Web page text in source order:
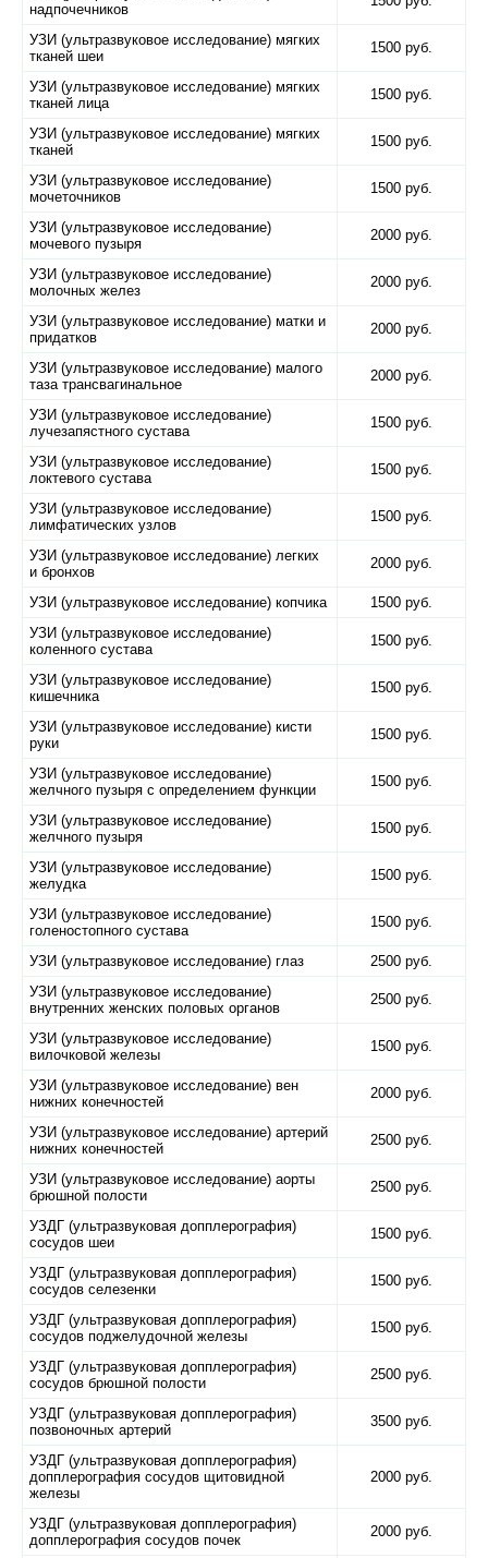
надпочечников
УЗИ (ультразвуковое исследование) мягких
тканей шеи
1500 руб.
УЗИ (ультразвуковое исследование) мягких
тканей лица
1500 руб.
УЗИ (ультразвуковое исследование) мягких
тканей
1500 руб.
УЗИ (ультразвуковое исследование)
мочеточников
1500 руб.
УЗИ (ультразвуковое исследование)
мочевого пузыря
2000 руб.
УЗИ (ультразвуковое исследование)
молочных желез
2000 руб.
УЗИ (ультразвуковое исследование) матки и
придатков
2000 руб.
УЗИ (ультразвуковое исследование) малого
таза трансвагинальное
2000 руб.
УЗИ (ультразвуковое исследование)
лучезапястного сустава
1500 руб.
УЗИ (ультразвуковое исследование)
локтевого сустава
1500 руб.
УЗИ (ультразвуковое исследование)
лимфатических узлов
1500 руб.
УЗИ (ультразвуковое исследование) легких
и бронхов
2000 руб.
УЗИ (ультразвуковое исследование) копчика
1500 руб.
УЗИ (ультразвуковое исследование)
коленного сустава
1500 руб.
УЗИ (ультразвуковое исследование)
кишечника
1500 руб.
УЗИ (ультразвуковое исследование) кисти
руки
1500 руб.
УЗИ (ультразвуковое исследование)
желчного пузыря с определением функции
1500 руб.
УЗИ (ультразвуковое исследование)
желчного пузыря
1500 руб.
УЗИ (ультразвуковое исследование)
желудка
1500 руб.
УЗИ (ультразвуковое исследование)
голеностопного сустава
1500 руб.
УЗИ (ультразвуковое исследование) глаз
2500 руб.
УЗИ (ультразвуковое исследование)
внутренних женских половых органов
2500 руб.
УЗИ (ультразвуковое исследование)
вилочковой железы
1500 руб.
УЗИ (ультразвуковое исследование) вен
нижних конечностей
2000 руб.
УЗИ (ультразвуковое исследование) артерий
нижних конечностей
2500 руб.
УЗИ (ультразвуковое исследование) аорты
брюшной полости
2500 руб.
УЗДГ (ультразвуковая допплерография)
сосудов шеи
1500 руб.
УЗДГ (ультразвуковая допплерография)
сосудов селезенки
1500 руб.
УЗДГ (ультразвуковая допплерография)
сосудов поджелудочной железы
1500 руб.
УЗДГ (ультразвуковая допплерография)
сосудов брюшной полости
2500 руб.
УЗДГ (ультразвуковая допплерография)
позвоночных артерий
3500 руб.
УЗДГ (ультразвуковая допплерография)
допплерография сосудов щитовидной
железы
2000 руб.
УЗДГ (ультразвуковая допплерография)
допплерография сосудов почек
2000 руб.